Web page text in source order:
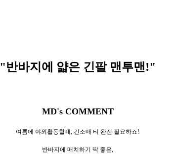
"반바지에 얇은 긴팔 맨투맨!"
MD's COMMENT
여름에 야외활동할때, 긴소매 티 완전 필요하죠!
반바지에 매치하기 딱 좋은,